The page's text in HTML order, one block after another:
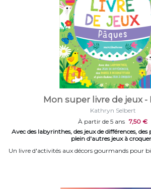
Mon super livre de jeux -
Kathryn Selbert
À partir de 5 ans 7,50 €
Avec des labyrinthes, des jeux de différences,
plein d'autres jeux à
Un livre d'activités aux décors gourmands pour